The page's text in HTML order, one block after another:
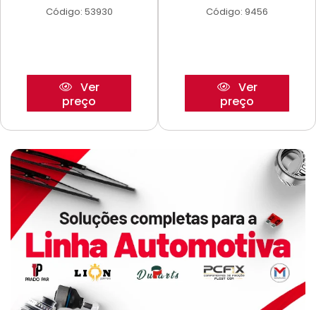
Código: 53930
Ver
preço
Código: 9456
Ver
preço